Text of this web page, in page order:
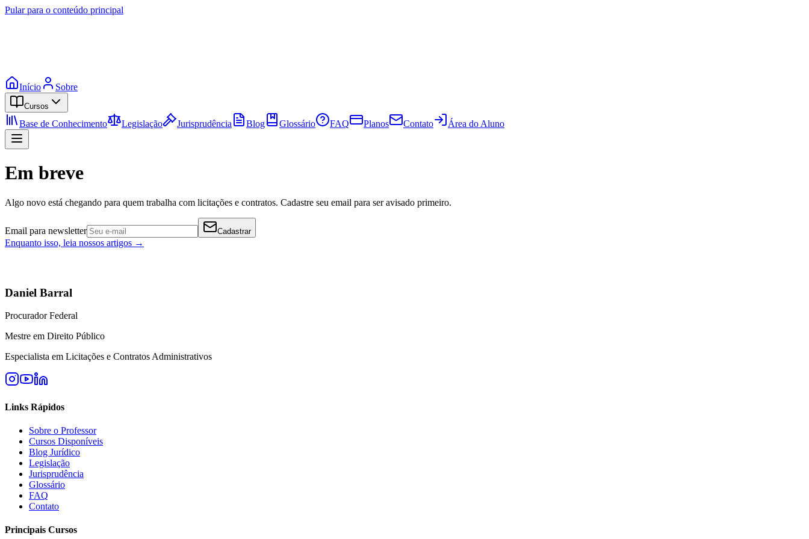
Pular para o conteúdo principal
Início Sobre
Cursos
Base de Conhecimento Legislação Jurisprudência Blog Glossário FAQ Planos Contato Área do Aluno
Em breve
Algo novo está chegando para quem trabalha com licitações e contratos. Cadastre seu email para ser avisado primeiro.
Email para newsletter Cadastrar
Enquanto isso, leia nossos artigos →
Daniel Barral
Procurador Federal
Mestre em Direito Público
Especialista em Licitações e Contratos Administrativos
Links Rápidos
Sobre o Professor
Cursos Disponíveis
Blog Jurídico
Legislação
Jurisprudência
Glossário
FAQ
Contato
Principais Cursos